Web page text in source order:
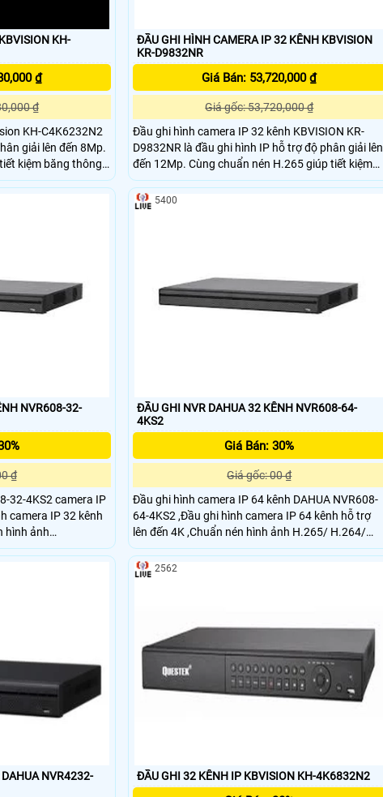
KH-
₫
₫
KH-C4K6232N2
giải lên đến 8Mp.
kiệm băng thông
ĐẦU GHI HÌNH CAMERA IP 32 KÊNH KBVISION
KR-D9832NR
Giá Bán: 53,720,000 ₫
Giá gốc: 53,720,000 ₫
Đầu ghi hình camera IP 32 kênh KBVISION KR-
D9832NR là đầu ghi hình IP hỗ trợ độ phân giải lên
đến 12Mp. Cùng chuẩn nén H.265 giúp tiết kiệm
băng thông và ổ cứng
NVR608-32-
₫
32-4KS2 camera IP
camera IP 32 kênh
hình ảnh
với hai luồng dữ liệu
1080P/ 720P/
ĐẦU GHI NVR DAHUA 32 KÊNH NVR608-64-
4KS2
Giá Bán: 30%
Giá gốc: 00 ₫
Đầu ghi hình camera IP 64 kênh DAHUA NVR608-
64-4KS2 ,Đầu ghi hình camera IP 64 kênh hỗ trợ
lên đến 4K ,Chuẩn nén hình ảnh H.265/ H.264/
MJPEG/ MPEG4 với hai luồng dữ liệu với phân giải
hỗ trợ lên đến
12Mp/8Mp/6Mp/5Mp/4Mp/3Mp/1080P/ 720P/
HDD hot-spare)
5400
NVR4232-
ĐẦU GHI 32 KÊNH IP KBVISION KH-4K6832N2
2562